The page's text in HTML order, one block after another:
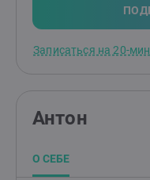
выстраивание
самоопределения,
проблемы, проблемы
первой встрече. Не
Записаться на 20-
Антон
О СЕБЕ